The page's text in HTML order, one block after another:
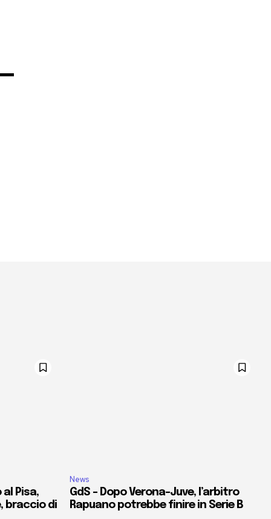
Pisa,
braccio di
News
GdS – Dopo Verona-Juve, l’arbitro
Rapuano potrebbe finire in Serie B